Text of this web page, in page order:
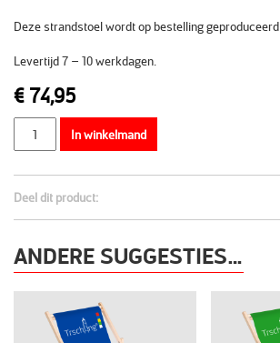
Deze strandstoel wordt op bestelling geproduceerd.
Levertijd 7 – 10 werkdagen.
€ 74,95
Aantal In winkelmand
Deel dit product:
ANDERE SUGGESTIES…